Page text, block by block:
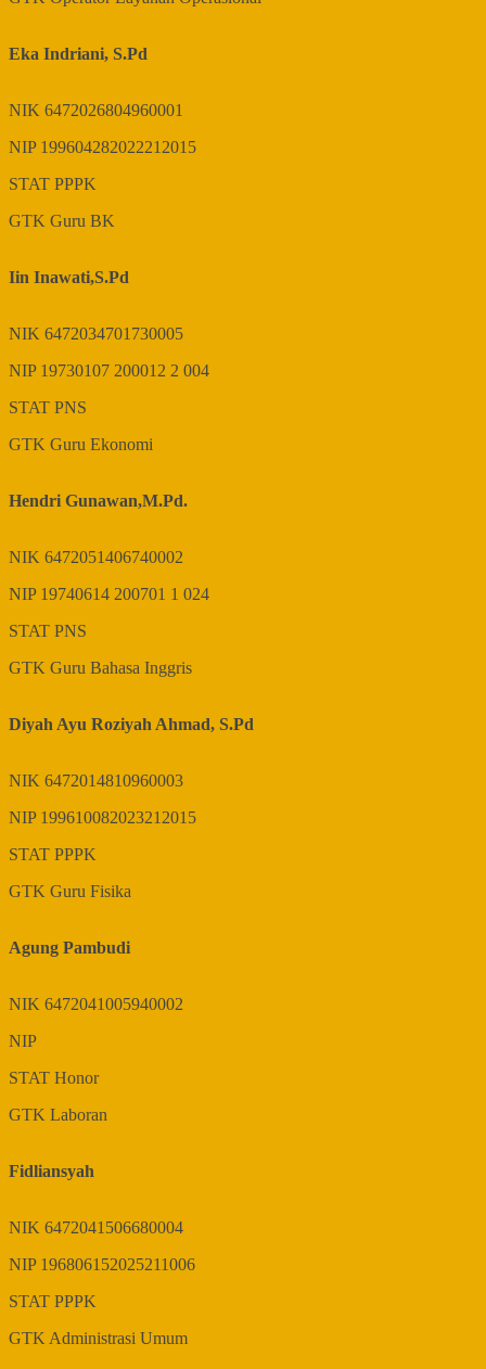
Eka Indriani, S.Pd
NIK 6472026804960001
NIP 199604282022212015
STAT PPPK
GTK Guru BK
Iin Inawati,S.Pd
NIK 6472034701730005
NIP 19730107 200012 2 004
STAT PNS
GTK Guru Ekonomi
Hendri Gunawan,M.Pd.
NIK 6472051406740002
NIP 19740614 200701 1 024
STAT PNS
GTK Guru Bahasa Inggris
Diyah Ayu Roziyah Ahmad, S.Pd
NIK 6472014810960003
NIP 199610082023212015
STAT PPPK
GTK Guru Fisika
Agung Pambudi
NIK 6472041005940002
NIP
STAT Honor
GTK Laboran
Fidliansyah
NIK 6472041506680004
NIP 196806152025211006
STAT PPPK
GTK Administrasi Umum